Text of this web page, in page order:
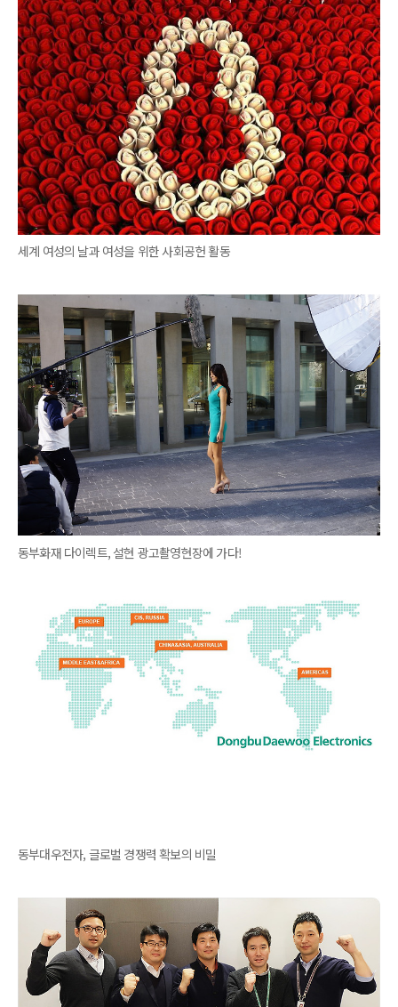
세계 여성의 날과 여성을 위한 사회공헌 활동
동부화재 다이렉트, 설현 광고촬영현장에 가다!
동부대우전자, 글로벌 경쟁력 확보의 비밀